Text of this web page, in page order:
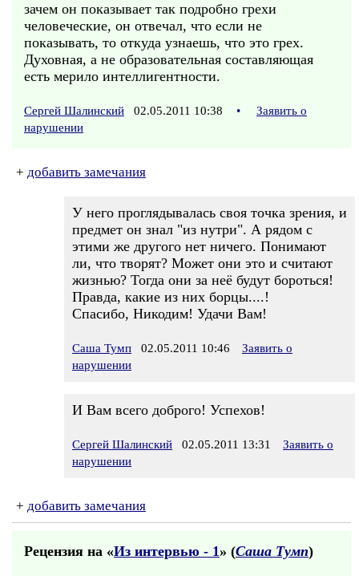
зачем он показывает так подробно грехи
человеческие, он отвечал, что если не
показывать, то откуда узнаешь, что это грех.
Духовная, а не образовательная составляющая
есть мерило интеллигентности.
Сергей Шалинский 02.05.2011 10:38 •
Заявить о
нарушении
+ добавить замечания
У него проглядывалась своя точка зрения, и
предмет он знал "из нутри". А рядом с
этими же другого нет ничего. Понимают
ли, что творят? Может они это и считают
жизнью? Тогда они за неё будут бороться!
Правда, какие из них борцы....!
Спасибо, Никодим! Удачи Вам!
Саша Тумп 02.05.2011 10:46
Заявить о
нарушении
И Вам всего доброго! Успехов!
Сергей Шалинский 02.05.2011 13:31
Заявить о
нарушении
+ добавить замечания
Рецензия на «Из интервью - 1» (Саша Тумп)